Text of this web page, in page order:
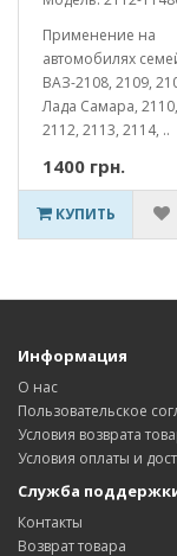
Применение на
автомобилях
ВАЗ-2108, 2109,
Лада Самара,
2112, 2113, 2114, ..
1400 грн.
КУПИТЬ
Информация
О нас
Пользовательское
Условия возврата
Условия оплаты и
Служба
Контакты
Возврат товара